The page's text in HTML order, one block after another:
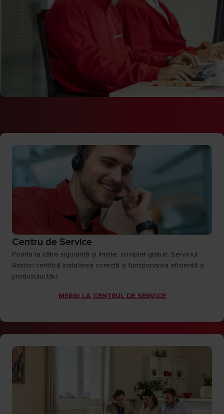
Centru de Service
Poarta ta către siguranță și liniște, complet gratuit. Serviciul
Ariston certifică instalarea corectă și funcționarea eficientă a
produsului tău.
MERGI LA CENTRUL DE SERVICE